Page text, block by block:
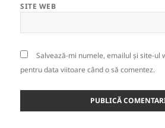
SITE WEB
Salvează-mi numele, emailul și site-ul
pentru data viitoare când o să comentez.